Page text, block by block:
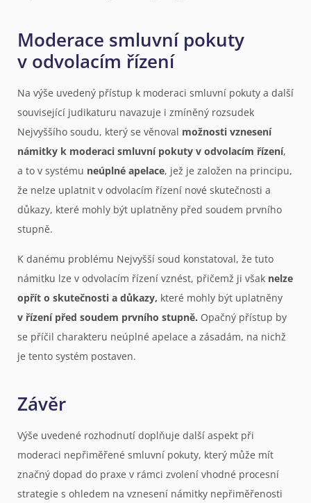
Moderace smluvní pokuty
v odvolacím řízení
Na výše uvedený přístup k moderaci smluvní pokuty a další
související judikaturu navazuje i zmíněný rozsudek
Nejvyššího soudu, který se věnoval možnosti vznesení
námitky k moderaci smluvní pokuty v odvolacím řízení,
a to v systému neúplné apelace, jež je založen na principu,
že nelze uplatnit v odvolacím řízení nové skutečnosti a
důkazy, které mohly být uplatněny před soudem prvního
stupně.
K danému problému Nejvyšší soud konstatoval, že tuto
námitku lze v odvolacím řízení vznést, přičemž ji však nelze
opřít o skutečnosti a důkazy, které mohly být uplatněny
v řízení před soudem prvního stupně. Opačný přístup by
se příčil charakteru neúplné apelace a zásadám, na nichž
je tento systém postaven.
Závěr
Výše uvedené rozhodnutí doplňuje další aspekt při
moderaci nepřiměřené smluvní pokuty, který může mít
značný dopad do praxe v rámci zvolení vhodné procesní
strategie s ohledem na vznesení námitky nepřiměřenosti